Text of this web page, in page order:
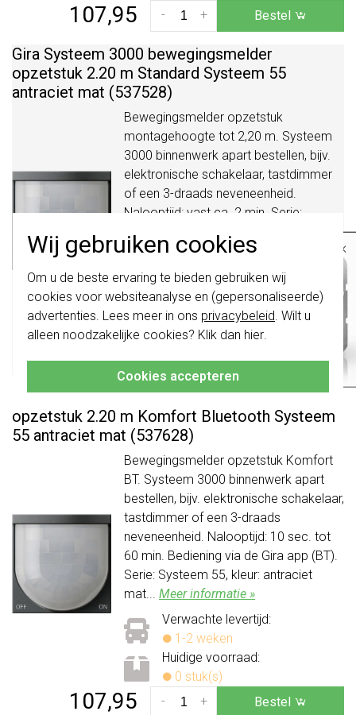
Wij gebruiken cookies
Om u de beste ervaring te bieden gebruiken wij
cookies voor websiteanalyse en (gepersonaliseerde)
advertenties. Lees meer in ons privacybeleid . Wilt u
alleen noodzakelijke cookies? Klik dan hier
Cookies accepteren
107,95 +
- Bestel
Gira Systeem 3000 bewegingsmelder
opzetstuk 2.20 m Standard Systeem 55
antraciet mat (537528)
Bewegingsmelder opzetstuk
montagehoogte tot 2,20 m. Systeem
3000 binnenwerk apart bestellen, bijv.
elektronische schakelaar, tastdimmer
of een 3-draads neveneenheid.
Nalooptijd: vast ca. 2 min. Serie:
informatie »
Verwachte levertijd:
1-2 weken
Huidige voorraad:
0 stuk(s)
65,95 +
- Bestel
Gira Systeem 3000 bewegingsmelder
opzetstuk 2.20 m Komfort Bluetooth Systeem
55 antraciet mat (537628)
Bewegingsmelder opzetstuk Komfort
BT. Systeem 3000 binnenwerk apart
bestellen, bijv. elektronische schakelaar,
tastdimmer of een 3-draads
neveneenheid. Nalooptijd: 10 sec. tot
60 min. Bediening via de Gira app (BT).
Serie: Systeem 55, kleur: antraciet
mat... Meer informatie »
Verwachte levertijd:
1-2 weken
Huidige voorraad:
0 stuk(s)
107,95 +
- Bestel
×
schakelwippen zijn vernieuwd. Ze zijn
niette combineren met de schakelaars
van vóór augustus 2024.
Klik hiervoor meer informatie, zodat je